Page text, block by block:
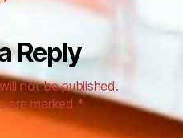
Reply
not be published.
are marked*